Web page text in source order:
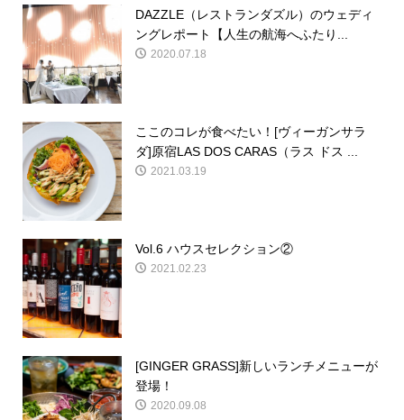
DAZZLE（レストランダズル）のウェディ
ングレポート【人生の航海へふたり...
2020.07.18
ここのコレが食べたい！[ヴィーガンサラ
ダ]原宿LAS DOS CARAS（ラス ドス ...
2021.03.19
Vol.6 ハウスセレクション②
2021.02.23
[GINGER GRASS]新しいランチメニューが
登場！
2020.09.08